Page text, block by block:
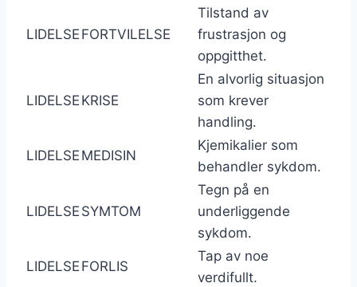
LIDELSE FORTVILELSE
Tilstand av
frustrasjon og
oppgitthet.
LIDELSE KRISE
En alvorlig situasjon
som krever
handling.
LIDELSE MEDISIN
Kjemikalier som
behandler sykdom.
LIDELSE SYMTOM
Tegn på en
underliggende
sykdom.
LIDELSE FORLIS
Tap av noe
verdifullt.